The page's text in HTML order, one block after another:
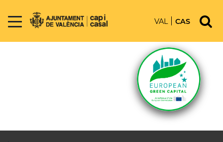
VAL CAS